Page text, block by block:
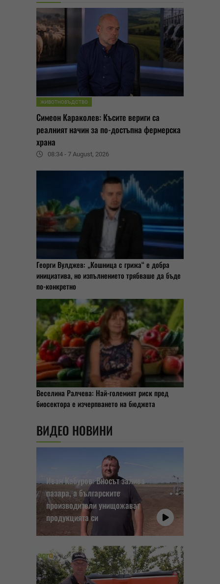
ЖИВОТНОВЪДСТВО
Симеон Караколев: Късите вериги са
реалният начин за по-достъпна фермерска
храна
08:34 - 7 August, 2026
Георги Вулджев: „Кошница с грижа“ е добра
инициатива, но изпълнението трябваше да бъде
по-конкретно
Веселина Ралчева: Най-големият риск пред
биосектора е изчерпването на бюджета
ВИДЕО НОВИНИ
Иван Кабуров: Вносът залива
пазара, а българските
производители унищожават
продукцията си